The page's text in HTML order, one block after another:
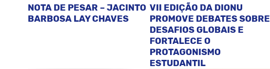
NOTA DE PESAR – JACINTO
BARBOSA LAY CHAVES
VII EDIÇÃO DA DIONU
PROMOVE DEBATES SOBRE
DESAFIOS GLOBAIS E
FORTALECE O
PROTAGONISMO
ESTUDANTIL